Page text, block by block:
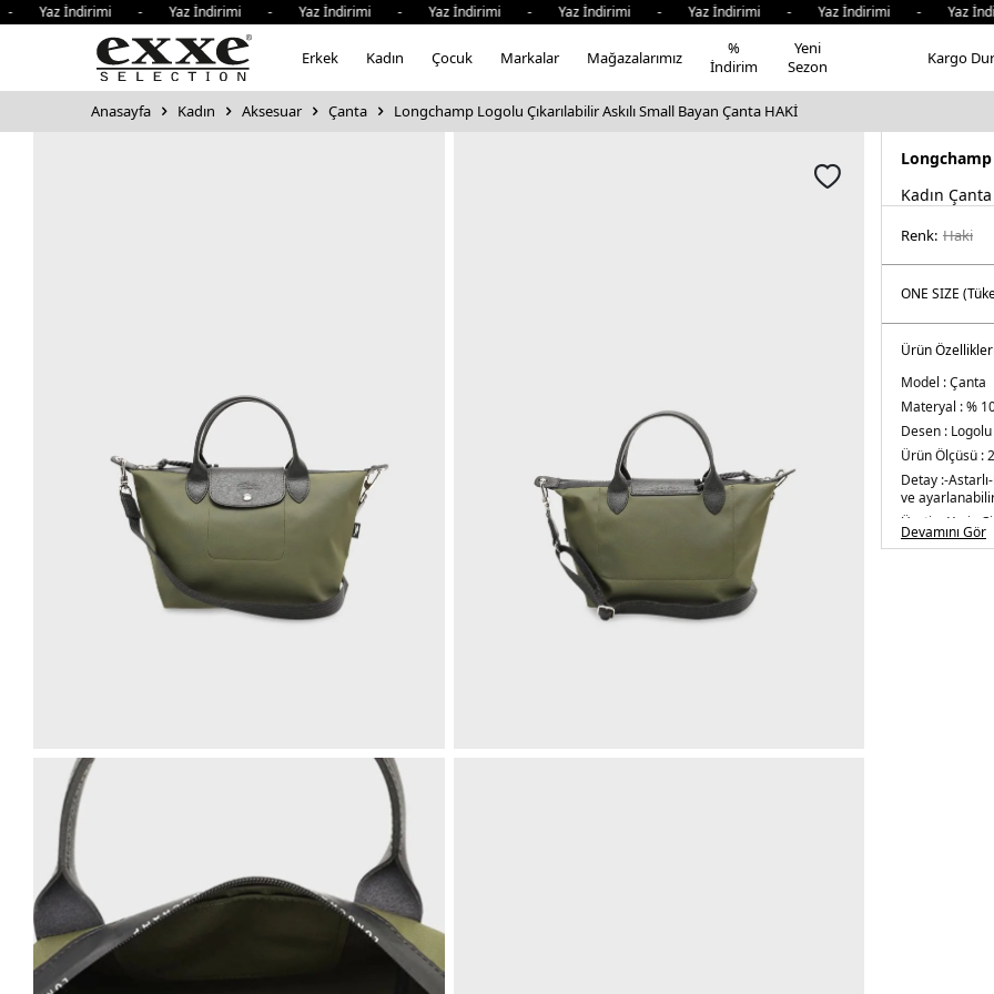
İndirimi - Yaz İndirimi - Yaz İndirimi - Yaz İndirimi - Yaz İndirimi - Yaz İndirimi - Yaz İndirimi - Yaz
Erkek Kadın Çocuk Markalar Mağazalarımız
%
İndirim
Yeni
Sezon
Kargo
Anasayfa Kadın Aksesuar Çanta Longchamp Logolu Çıkarılabilir Askılı Small Bayan Çanta HAKİ
Longchamp
Kadın Çanta
Renk: haki̇
Ürün Özellikleri
Model :Çanta
Materyal :%
Desen : Logolu
Ürün Ölçüsü :
Detay :-Astarlı
ve ayarlanabilir
Üretim Yeri :
Çin
Devamını Gör